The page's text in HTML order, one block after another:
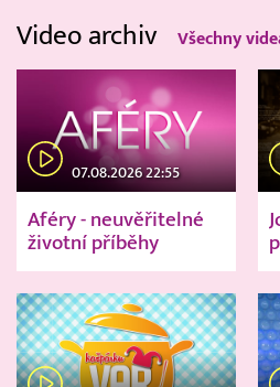
Video archiv Všechny
07.08.2026 22:55
Aféry - neuvěřitelné
životní příběhy